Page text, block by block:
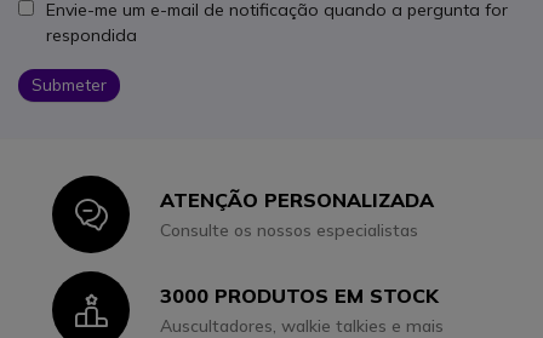
Envie-me um e-mail de notificação quando a pergunta for
respondida
Submeter
IconATENÇÃO PERSONALIZADA
Consulte os nossos especialistas
Icon3000 PRODUTOS EM STOCK
Auscultadores, walkie talkies e mais